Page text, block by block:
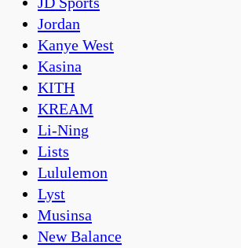
Jordan
Kanye West
Kasina
KITH
KREAM
Li-Ning
Lists
Lululemon
Lyst
Musinsa
New Balance